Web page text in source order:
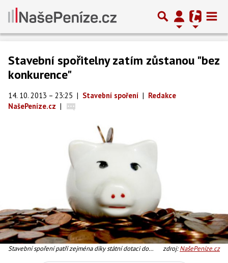
Stavební spořitelny zatím zůstanou "bez
konkurence"
14. 10. 2013 – 23:25 | Stavební spoření | Redakce
NašePeníze.cz |
Stavební spoření patří zejména díky státní dotaci do
zdroj:NašePeníze.cz